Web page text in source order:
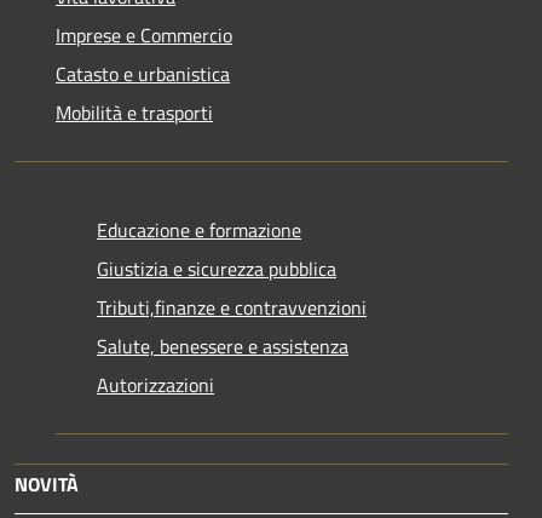
Imprese e Commercio
Catasto e urbanistica
Mobilità e trasporti
Educazione e formazione
Giustizia e sicurezza pubblica
Tributi,finanze e contravvenzioni
Salute, benessere e assistenza
Autorizzazioni
NOVITÀ